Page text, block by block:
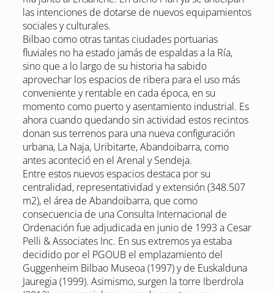
las intenciones de dotarse de nuevos equipamientos
sociales y culturales.
Bilbao como otras tantas ciudades portuarias
fluviales no ha estado jamás de espaldas a la Ría,
sino que a lo largo de su historia ha sabido
aprovechar los espacios de ribera para el uso más
conveniente y rentable en cada época, en su
momento como puerto y asentamiento industrial. Es
ahora cuando quedando sin actividad estos recintos
donan sus terrenos para una nueva configuración
urbana, La Naja, Uribitarte, Abandoibarra, como
antes aconteció en el Arenal y Sendeja.
Entre estos nuevos espacios destaca por su
centralidad, representatividad y extensión (348.507
m2), el área de Abandoibarra, que como
consecuencia de una Consulta Internacional de
Ordenación fue adjudicada en junio de 1993 a Cesar
Pelli & Associates Inc. En sus extremos ya estaba
decidido por el PGOUB el emplazamiento del
Guggenheim Bilbao Museoa (1997) y de Euskalduna
Jauregia (1999). Asimismo, surgen la torre Iberdrola